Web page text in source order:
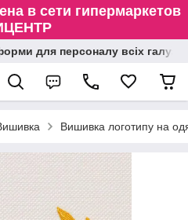
в сети гипермаркетов
для персоналу всіх
Вишивка логотипу на